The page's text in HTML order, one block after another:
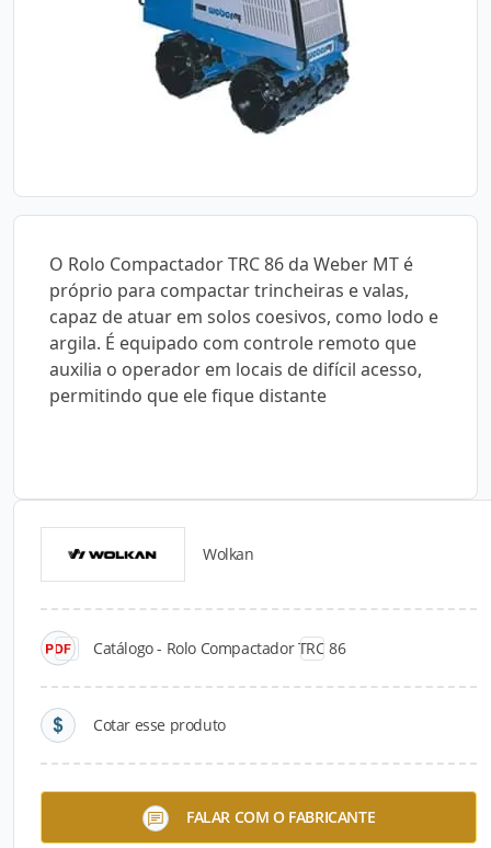
O Rolo Compactador TRC 86 da Weber MT é
próprio para compactar trincheiras e valas,
capaz de atuar em solos coesivos, como lodo e
argila. É equipado com controle remoto que
auxilia o operador em locais de difícil acesso,
permitindo que ele fique distante
Wolkan
Catálogo - Rolo Compactador TRC 86
Cotar esse produto
FALAR COM O FABRICANTE
Catálogos para Download
Vibrador de Imersão CR 25